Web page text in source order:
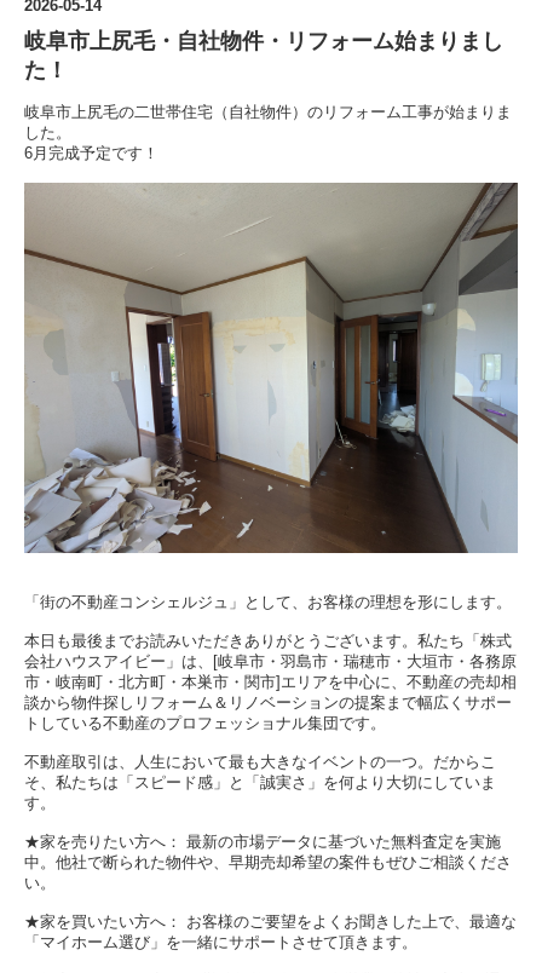
2026-05-14
岐阜市上尻毛・自社物件・リフォーム始まりまし
た！
岐阜市上尻毛の二世帯住宅（自社物件）のリフォーム工事が始まりま
した。
6月完成予定です！
「街の不動産コンシェルジュ」として、お客様の理想を形にします。
本日も最後までお読みいただきありがとうございます。私たち「株式
会社ハウスアイビー」は、[岐阜市・羽島市・瑞穂市・大垣市・各務原
市・岐南町・北方町・本巣市・関市]エリアを中心に、不動産の売却相
談から物件探しリフォーム＆リノベーションの提案まで幅広くサポー
トしている不動産のプロフェッショナル集団です。
不動産取引は、人生において最も大きなイベントの一つ。だからこ
そ、私たちは「スピード感」と「誠実さ」を何より大切にしていま
す。
★家を売りたい方へ： 最新の市場データに基づいた無料査定を実施
中。他社で断られた物件や、早期売却希望の案件もぜひご相談くださ
い。
★家を買いたい方へ： お客様のご要望をよくお聞きした上で、最適な
「マイホーム選び」を一緒にサポートさせて頂きます。